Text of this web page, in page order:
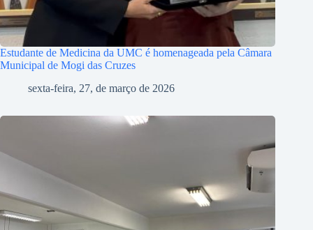
Estudante de Medicina da UMC é homenageada pela Câmara
Municipal de Mogi das Cruzes
sexta-feira, 27, de março de 2026